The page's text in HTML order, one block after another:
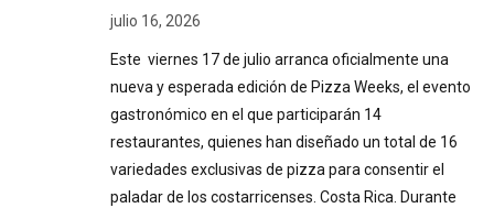
julio 16, 2026
Este viernes 17 de julio arranca oficialmente una
nueva y esperada edición de Pizza Weeks, el evento
gastronómico en el que participarán 14
restaurantes, quienes han diseñado un total de 16
variedades exclusivas de pizza para consentir el
paladar de los costarricenses. Costa Rica. Durante